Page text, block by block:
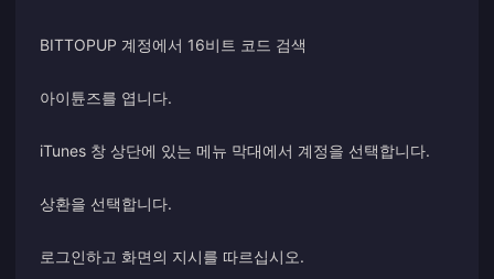
BITTOPUP 계정에서 16비트 코드 검색
아이튠즈를 엽니다.
iTunes 창 상단에 있는 메뉴 막대에서 계정을 선택합니다.
상환을 선택합니다.
로그인하고 화면의 지시를 따르십시오.